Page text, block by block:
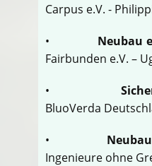
Carpus e.V. -
• Neubau
Fairbunden e.V. –
•
BluoVerda
•
Ingenieure ohne